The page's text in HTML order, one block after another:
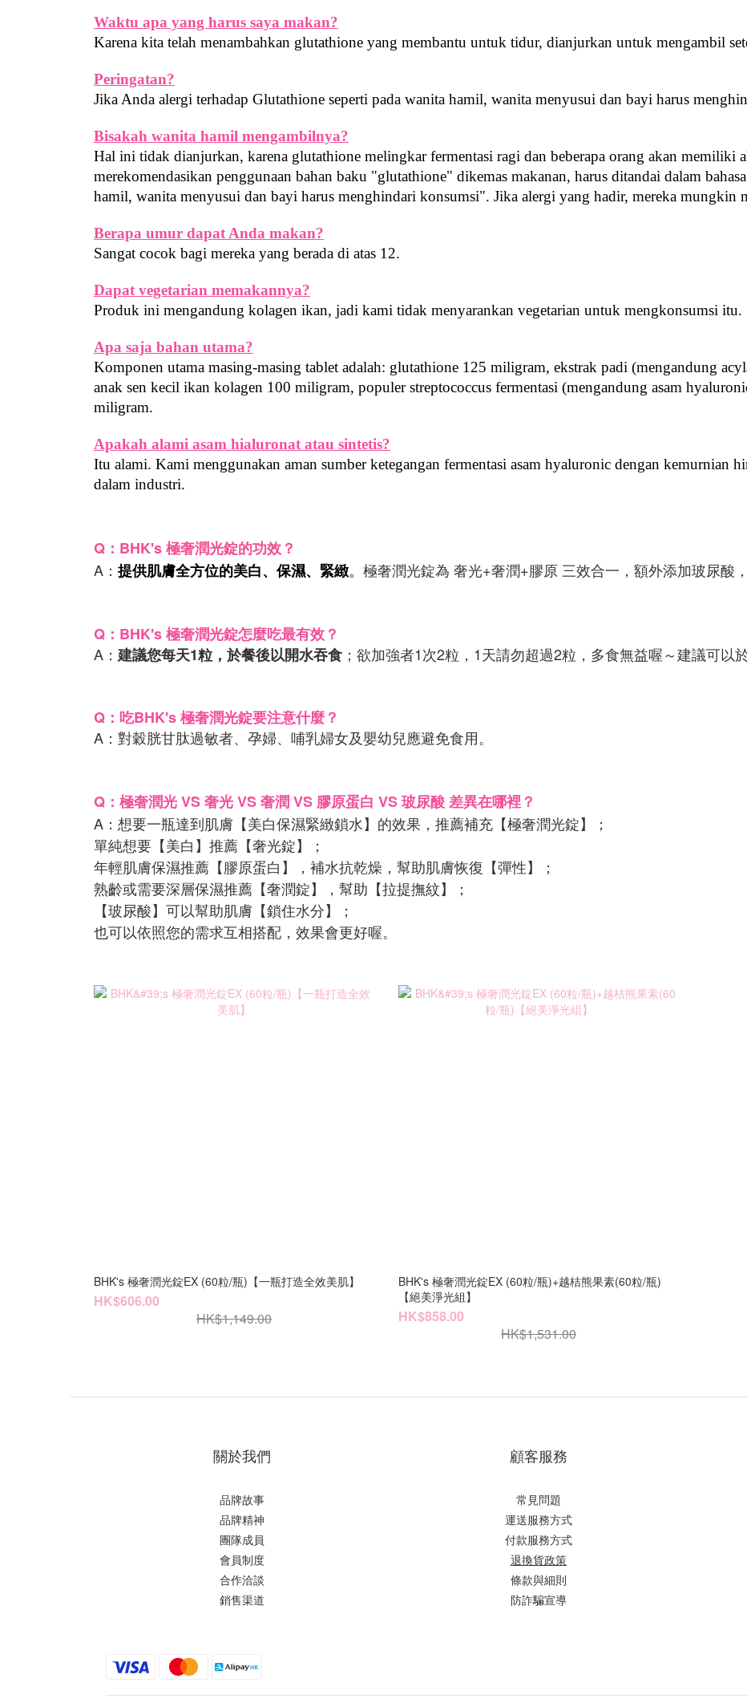
Waktu apa yang harus saya makan?
Karena kita telah menambahkan glutathione yang membantu untuk tidur, dianjurkan untuk mengambil
Peringatan?
Jika Anda alergi terhadap Glutathione seperti pada wanita hamil, wanita menyusui dan bayi harus
Bisakah wanita hamil mengambilnya?
Hal ini tidak dianjurkan, karena glutathione melingkar fermentasi ragi dan beberapa orang akan memiliki
merekomendasikan penggunaan bahan baku "glutathione" dikemas makanan, harus ditandai dalam
hamil, wanita menyusui dan bayi harus menghindari konsumsi". Jika alergi yang hadir, mereka mungkin
Berapa umur dapat Anda makan?
Sangat cocok bagi mereka yang berada di atas 12.
Dapat vegetarian memakannya?
Produk ini mengandung kolagen ikan, jadi kami tidak menyarankan vegetarian untuk mengkonsumsi itu.
Apa saja bahan utama?
Komponen utama masing-masing tablet adalah: glutathione 125 miligram, ekstrak padi (mengandung
anak sen kecil ikan kolagen 100 miligram, populer streptococcus fermentasi (mengandung asam
miligram.
Apakah alami asam hialuronat atau sintetis?
Itu alami. Kami menggunakan aman sumber ketegangan fermentasi asam hyaluronic dengan kemurnian
dalam industri.
Q：BHK's 極奢潤光錠的功效？
A： 提供肌膚全方位的美白、保濕、緊緻。 極奢潤光錠為 奢光+奢潤+膠原 三效合一，額外添加玻尿酸
Q：BHK's 極奢潤光錠怎麼吃最有效？
A： 建議您每天1粒，於餐後以開水吞食 ；欲加強者1次2粒，1天請勿超過2粒，多食無益喔～建議可以
Q：吃BHK's 極奢潤光錠要注意什麼？
A：對穀胱甘肽過敏者、孕婦、哺乳婦女及嬰幼兒應避免食用。
Q：極奢潤光 VS 奢光 VS 奢潤 VS 膠原蛋白 VS 玻尿酸 差異在哪裡？
A：想要一瓶達到肌膚【美白保濕緊緻鎖水】的效果，推薦補充【極奢潤光錠】；
單純想要【美白】推薦【奢光錠】；
年輕肌膚保濕推薦【膠原蛋白】，補水抗乾燥，幫助肌膚恢復【彈性】；
熟齡或需要深層保濕推薦【奢潤錠】，幫助【拉提撫紋】；
【玻尿酸】可以幫助肌膚【鎖住水分】；
也可以依照您的需求互相搭配，效果會更好喔。
BHK's 極奢潤光錠EX (60粒/瓶)【一瓶打造全效美肌】
HK$606.00
HK$1,149.00
BHK's 極奢潤光錠EX (60粒/瓶)+越桔熊果素(60粒/瓶)
【絕美淨光組】
HK$858.00
HK$1,531.00
關於我們
品牌故事
品牌精神
團隊成員
會員制度
合作洽談
銷售渠道
顧客服務
常見問題
運送服務方式
付款服務方式
退換貨政策
條款與細則
防詐騙宣導